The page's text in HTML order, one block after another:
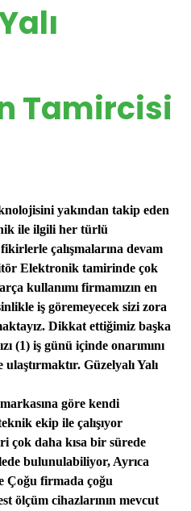
Tamircisi
yakından takip eden
ile ilgili her türlü
çalışmalarınadevam
Elektronik tamirinde çok
kullanımı firmamızın en
iş göremeyecek sizi zora
Dikkat ettiğimiz başka
(1) iş günü içinde onarımını
ulaştırmaktır. Güzelyalı Yalı
göre kendi
teknikekip ile çalışıyor
çok daha kısa bir sürede
bulunulabiliyor, Ayrıca
Çoğu firmada çoğu
ölçüm cihazlarının mevcut